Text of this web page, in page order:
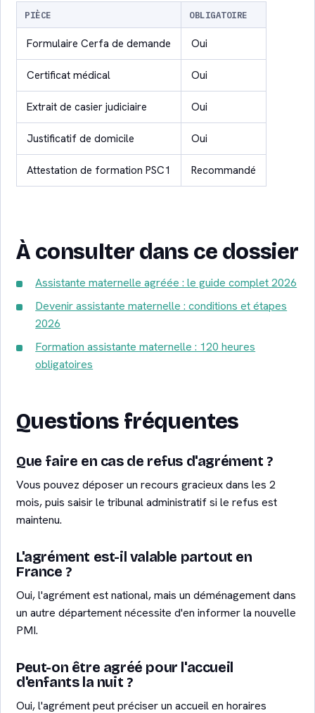
PIÈCE OBLIGATOIRE
Formulaire Cerfa de demande Oui
Certificat médical Oui
Extrait de casier judiciaire Oui
Justificatif de domicile Oui
Attestation de formation PSC1 Recommandé
À consulter dans ce dossier
Assistante maternelle agréée : le guide complet 2026
Devenir assistante maternelle : conditions et étapes
2026
Formation assistante maternelle : 120 heures
obligatoires
Questions fréquentes
Que faire en cas de refus d'agrément ?
Vous pouvez déposer un recours gracieux dans les 2
mois, puis saisir le tribunal administratif si le refus est
maintenu.
L'agrément est-il valable partout en
France ?
Oui, l'agrément est national, mais un déménagement dans
un autre département nécessite d'en informer la nouvelle
PMI.
Peut-on être agréé pour l'accueil
d'enfants la nuit ?
Oui, l'agrément peut préciser un accueil en horaires